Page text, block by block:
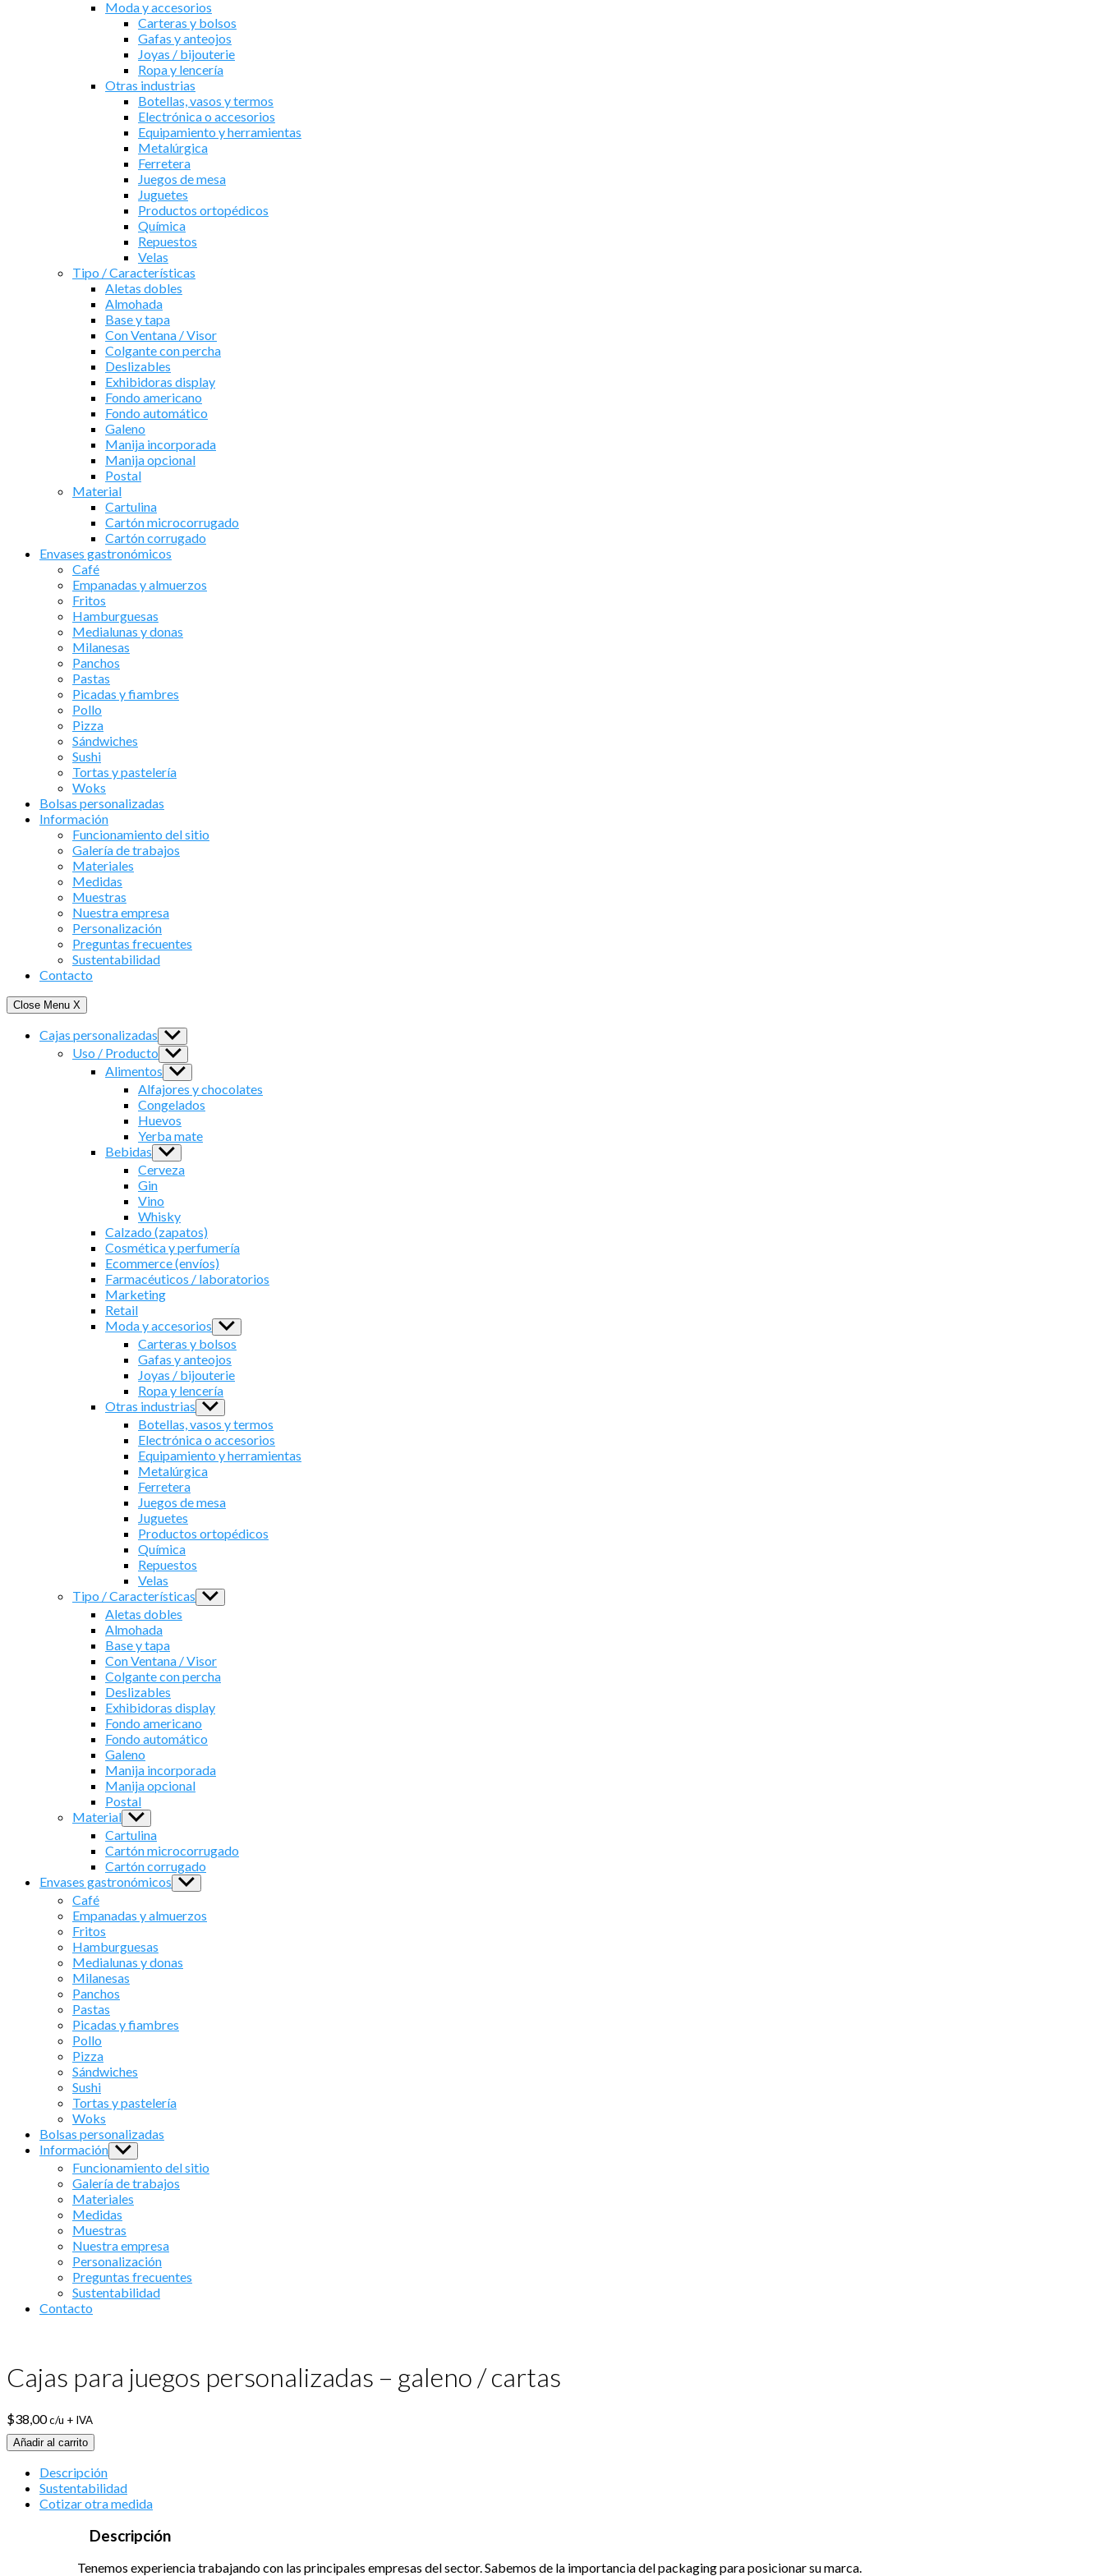
Moda y accesorios
Carteras y bolsos
Gafas y anteojos
Joyas / bijouterie
Ropa y lencería
Otras industrias
Botellas, vasos y termos
Electrónica o accesorios
Equipamiento y herramientas
Metalúrgica
Ferretera
Juegos de mesa
Juguetes
Productos ortopédicos
Química
Repuestos
Velas
Tipo / Características
Aletas dobles
Almohada
Base y tapa
Con Ventana / Visor
Colgante con percha
Deslizables
Exhibidoras display
Fondo americano
Fondo automático
Galeno
Manija incorporada
Manija opcional
Postal
Material
Cartulina
Cartón microcorrugado
Cartón corrugado
Envases gastronómicos
Café
Empanadas y almuerzos
Fritos
Hamburguesas
Medialunas y donas
Milanesas
Panchos
Pastas
Picadas y fiambres
Pollo
Pizza
Sándwiches
Sushi
Tortas y pastelería
Woks
Bolsas personalizadas
Información
Funcionamiento del sitio
Galería de trabajos
Materiales
Medidas
Muestras
Nuestra empresa
Personalización
Preguntas frecuentes
Sustentabilidad
Contacto
Close Menu X
Cajas personalizadas Show
sub
menu
Uso / Producto Show
sub
menu
Alimentos Show
sub
menu
Alfajores y chocolates
Congelados
Huevos
Yerba mate
Bebidas Show
sub
menu
Cerveza
Gin
Vino
Whisky
Calzado (zapatos)
Cosmética y perfumería
Ecommerce (envíos)
Farmacéuticos / laboratorios
Marketing
Retail
Moda y accesorios Show
sub
menu
Carteras y bolsos
Gafas y anteojos
Joyas / bijouterie
Ropa y lencería
Otras industrias Show
sub
menu
Botellas, vasos y termos
Electrónica o accesorios
Equipamiento y herramientas
Metalúrgica
Ferretera
Juegos de mesa
Juguetes
Productos ortopédicos
Química
Repuestos
Velas
Tipo / Características Show
sub
Aletas dobles
Almohada
Base y tapa
Con Ventana / Visor
Colgante con percha
Deslizables
Exhibidoras display
Fondo americano
Fondo automático
Galeno
Manija incorporada
Manija opcional
Postal
Material Show
sub
menu
Cartulina
Cartón microcorrugado
Cartón corrugado
Envases gastronómicos Show
sub
Café
Empanadas y almuerzos
Fritos
Hamburguesas
Medialunas y donas
Milanesas
Panchos
Pastas
Picadas y fiambres
Pollo
Pizza
Sándwiches
Sushi
Tortas y pastelería
Woks
Bolsas personalizadas
Información Show
sub
menu
Funcionamiento del sitio
Galería de trabajos
Materiales
Medidas
Muestras
Nuestra empresa
Personalización
Preguntas frecuentes
Sustentabilidad
Contacto
Cajas para juegos personalizadas – galeno / cartas
$38,00c/u + IVA
Añadir al carrito
Descripción
Sustentabilidad
Cotizar otra medida
Descripción
Tenemos experiencia trabajando con las principales empresas del sector. Sabemos de la importancia del packaging para posicionar su marca.